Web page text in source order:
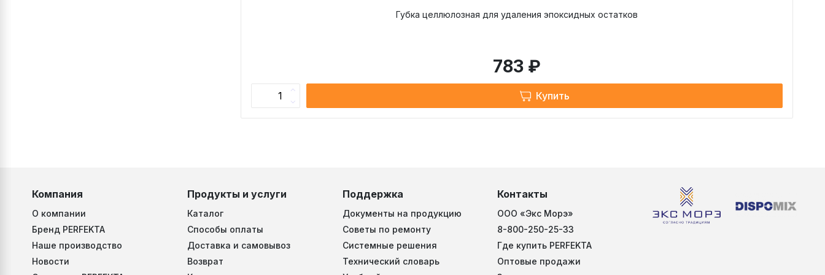
Губка целлюлозная для удаления эпоксидных остатков
783 ₽
Купить
Компания
О компании
Бренд PERFEKTA
Наше производство
Новости
Продукты и услуги
Каталог
Способы оплаты
Доставка и самовывоз
Возврат
Поддержка
Документы на продукцию
Советы по ремонту
Системные решения
Технический словарь
Контакты
ООО «Экс Морэ»
8-800-250-25-33
Где купить PERFEKTA
Оптовые продажи